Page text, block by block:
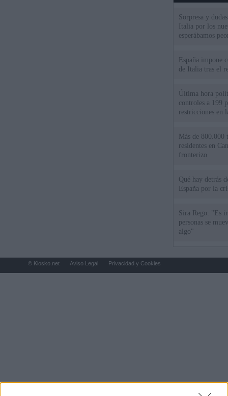
Sorpresa y
Italia por los
esperábamos
España impone
de Italia tras el
Última hora
controles a 199
restricciones en
Más de 800.000
residentes en
fronterizo
Qué hay detrás
España por la
Sira Rego: "Es
personas se
algo"
© Kiosko.net Aviso Legal Privacidad y Cookies